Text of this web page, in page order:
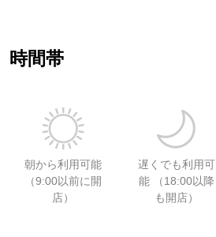
時間帯
朝から利用可能
（9:00以前に開
店）
遅くでも利用可
能 （18:00以降
も開店）